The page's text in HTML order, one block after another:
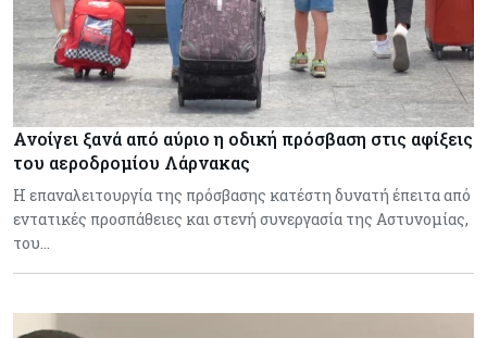
Ανοίγει ξανά από αύριο η οδική πρόσβαση στις αφίξεις
του αεροδρομίου Λάρνακας
Η επαναλειτουργία της πρόσβασης κατέστη δυνατή έπειτα από
εντατικές προσπάθειες και στενή συνεργασία της Αστυνομίας,
του…